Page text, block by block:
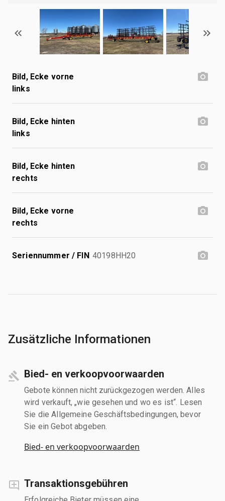
Bild, Ecke vorne
links
Bild, Ecke hinten
links
Bild, Ecke hinten
rechts
Bild, Ecke vorne
rechts
Seriennummer / FIN 40198HH20
Zusätzliche Informationen
Bied- en verkoopvoorwaarden
Gebote können nicht zurückgezogen werden. Alles
wird verkauft, „wie gesehen und wo es ist“. Lesen
Sie die Allgemeine Geschäftsbedingungen, bevor
Sie ein Gebot abgeben.
Bied- en verkoopvoorwaarden
Transaktionsgebühren